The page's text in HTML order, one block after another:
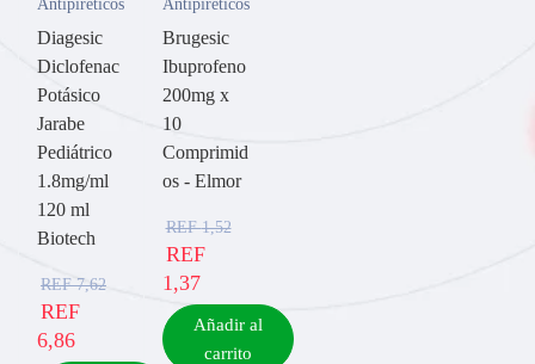
Antipiréticos
Diagesic
Diclofenac
Potásico
Jarabe
Pediátrico
1.8mg/ml
120 ml
Biotech
REF7,62
REF
6,86
Antipiréticos
Brugesic
Ibuprofeno
200mg x
10
Comprimid
os - Elmor
REF1,52
REF
1,37
Añadir al
carrito